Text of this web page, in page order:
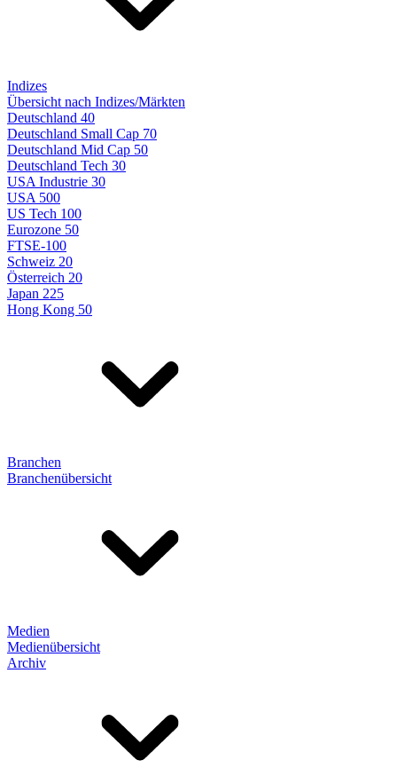
Indizes
Übersicht nach Indizes/Märkten
Deutschland 40
Deutschland Small Cap 70
Deutschland Mid Cap 50
Deutschland Tech 30
USA Industrie 30
USA 500
US Tech 100
Eurozone 50
FTSE-100
Schweiz 20
Österreich 20
Japan 225
Hong Kong 50
Branchen
Branchenübersicht
Medien
Medienübersicht
Archiv